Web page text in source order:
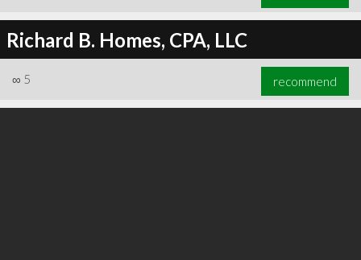
Richard B. Homes, CPA, LLC
∞ 5 recommend